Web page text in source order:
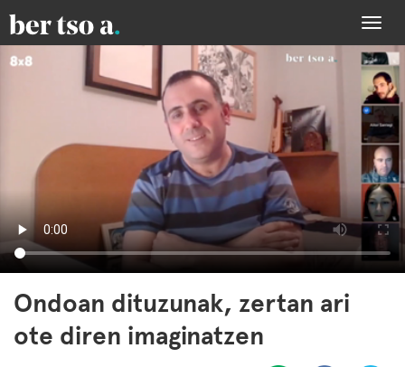
Ondoan dituzunak, zertan ari
ote diren imaginatzen